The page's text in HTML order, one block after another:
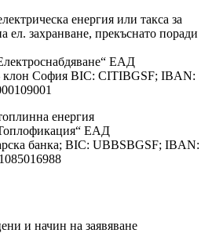
енергия или такса за
ел. захранване, прекъснато поради
ЕАД
София ВІС: CITIBGSF; IBAN:
енергия
ЕАД
банка; BIC: UBBSBGSF; IBAN:
и начин на заявяване